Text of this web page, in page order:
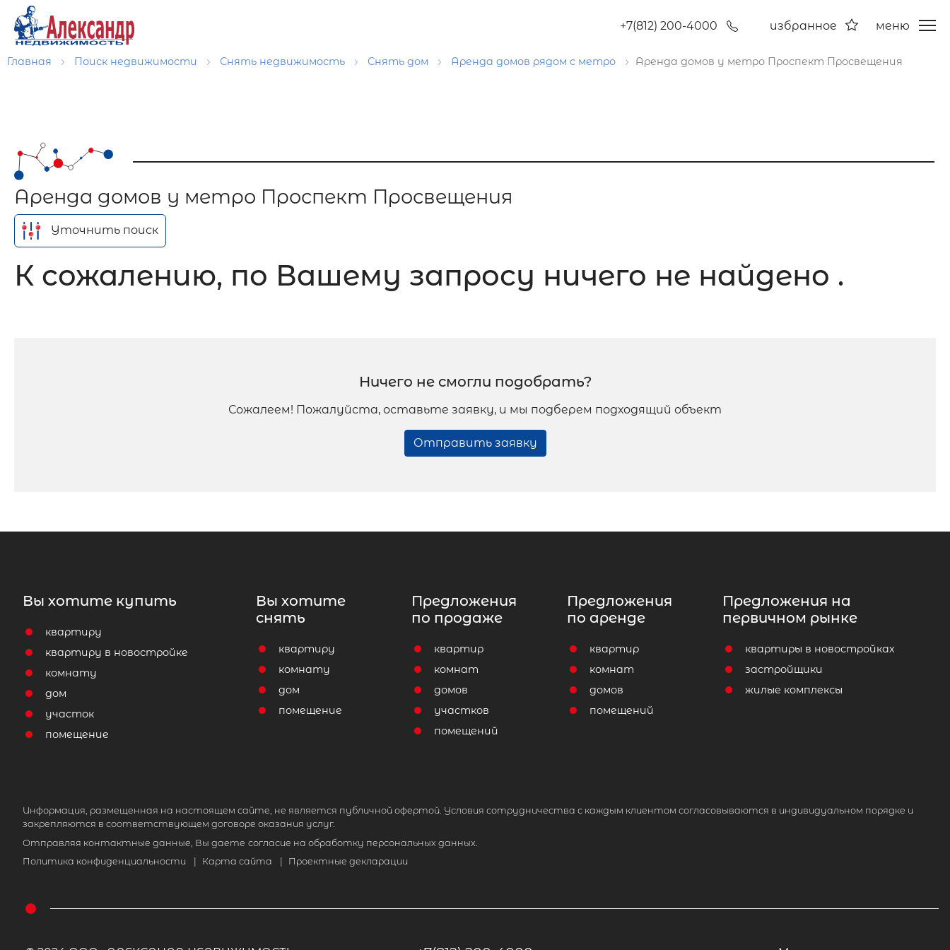
+7(812) 200-4000 избранное меню
Главная Поиск недвижимости Снять недвижимость Снять дом Аренда домов рядом с метро Аренда домов у метро Проспект Просвещения
Аренда домов у метро Проспект Просвещения
Уточнить поиск
К сожалению, по Вашему запросу ничего не найдено .
Ничего не смогли подобрать?
Сожалеем! Пожалуйста, оставьте заявку, и мы подберем подходящий объект
Отправить заявку
Вы хотите купить
квартиру
квартиру в новостройке
комнату
дом
участок
помещение
Вы хотите
снять
квартиру
комнату
дом
помещение
Предложения
по продаже
квартир
комнат
домов
участков
помещений
Предложения
по аренде
квартир
комнат
домов
помещений
Предложения на
первичном рынке
квартиры в новостройках
застройщики
жилые комплексы
Информация, размещенная на настоящем сайте, не является публичной офертой. Условия сотрудничества с каждым клиентом согласовываются в индивидуальном порядке и
закрепляются в соответствующем договоре оказания услуг.
Отправляя контактные данные, Вы даете согласие на обработку персональных данных.
Политика конфиденциальности
Карта сайта Проектные декларации